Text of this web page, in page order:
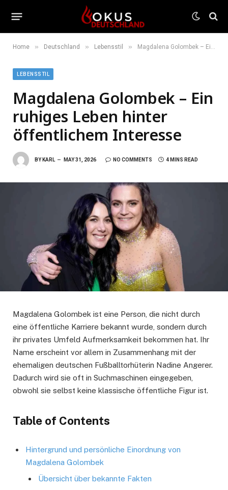
Home » Deutschland » Lebensstil » Magdalena Golombek – Ein ruhiges Leben hinter öffentlichem Interesse
LEBENSSTIL
Magdalena Golombek – Ein
ruhiges Leben hinter
öffentlichem Interesse
BY KARL MAY 31, 2026 NO COMMENTS 4 MINS READ
Magdalena Golombek ist eine Person, die nicht durch
eine öffentliche Karriere bekannt wurde, sondern durch
ihr privates Umfeld Aufmerksamkeit bekommen hat. Ihr
Name erscheint vor allem in Zusammenhang mit der
ehemaligen deutschen Fußballtorhüterin Nadine Angerer.
Dadurch wird sie oft in Suchmaschinen eingegeben,
obwohl sie selbst keine klassische öffentliche Figur ist.
Table of Contents
Hintergrund und persönliche Einordnung von
Magdalena Golombek
Übersicht über bekannte Fakten